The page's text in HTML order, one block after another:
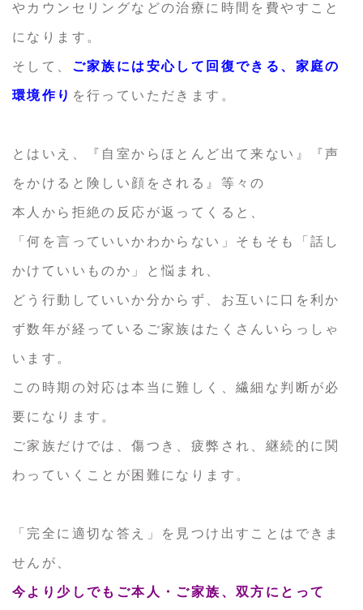
やカウンセリングなどの治療に時間を費やすこと
になります。
そして、 ご家族には安心して回復できる、家庭の
環境作り を行っていただきます。
とはいえ、『自室からほとんど出て来ない』『声
をかけると険しい顔をされる』等々の
本人から拒絶の反応が返ってくると、
「何を言っていいかわからない」そもそも「話し
かけていいものか」と悩まれ、
どう行動していいか分からず、お互いに口を利か
ず数年が経っているご家族はたくさんいらっしゃ
います。
この時期の対応は本当に難しく、繊細な判断が必
要になります。
ご家族だけでは、傷つき、疲弊され、継続的に関
わっていくことが困難になります。
「完全に適切な答え」を見つけ出すことはできま
せんが、
今より少しでもご本人・ご家族、双方にとって